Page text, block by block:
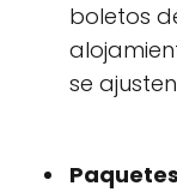
boletos
se